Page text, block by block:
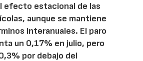
efecto estacional de las
aunque se mantiene
interanuales. El paro
un 0,17% en julio, pero
por debajo del